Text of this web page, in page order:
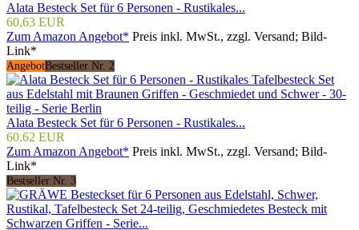
Alata Besteck Set für 6 Personen - Rustikales...
60,63 EUR
Zum Amazon Angebot* Preis inkl. MwSt., zzgl. Versand; Bild-
Link*
AngebotBestseller Nr. 2
Alata Besteck Set für 6 Personen - Rustikales...
60,62 EUR
Zum Amazon Angebot* Preis inkl. MwSt., zzgl. Versand; Bild-
Link*
Bestseller Nr. 3